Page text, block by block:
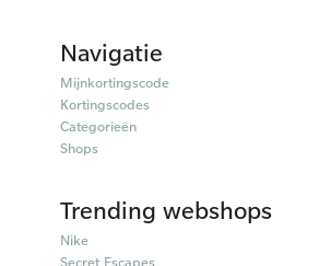
Navigatie
Mijnkortingscode
Kortingscodes
Categorieën
Shops
Trending webshops
Nike
Secret Escapes